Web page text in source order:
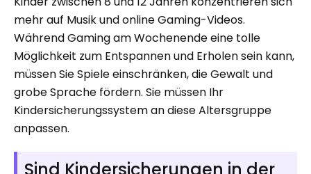
mehr auf Musik und online Gaming-Videos.
Während Gaming am Wochenende eine tolle
Möglichkeit zum Entspannen und Erholen sein kann,
müssen Sie Spiele einschränken, die Gewalt und
grobe Sprache fördern. Sie müssen Ihr
Kindersicherungssystem an diese Altersgruppe
anpassen.